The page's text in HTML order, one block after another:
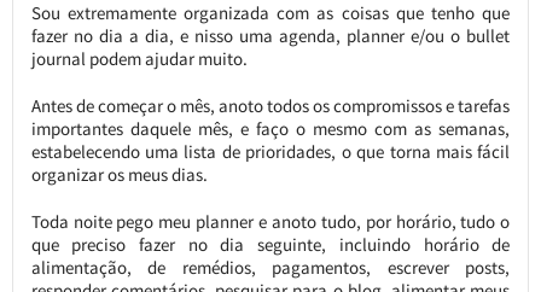
Sou extremamente organizada com as coisas que tenho que
fazer no dia a dia, e nisso uma agenda, planner e/ou o bullet
journal podem ajudar muito.
Antes de começar o mês, anoto todos os compromissos e tarefas
importantes daquele mês, e faço o mesmo com as semanas,
estabelecendo uma lista de prioridades, o que torna mais fácil
organizar os meus dias.
Toda noite pego meu planner e anoto tudo, por horário, tudo o
que preciso fazer no dia seguinte, incluindo horário de
alimentação, de remédios, pagamentos, escrever posts,